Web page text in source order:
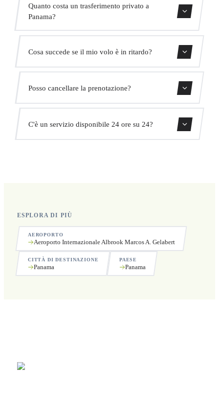
Quanto costa un trasferimento privato a
Panama?
prezzo fisso immediato. Senza costi nascosti.
Cosa succede se il mio volo è in ritardo?
adatterà automaticamente l'orario di ritiro senza costi
aggiuntivi.
Posso cancellare la prenotazione?
Sì, puoi cancellare gratuitamente fino a 24 ore prima del
ritiro.
C'è un servizio disponibile 24 ore su 24?
ESPLORA DI PIÙ
AEROPORTO
Aeroporto Internazionale Albrook Marcos A. Gelabert
CITTÀ DI DESTINAZIONE
Panama
PAESE
Panama